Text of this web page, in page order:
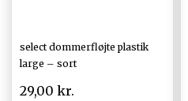
select dommerfløjte plastik
large – sort
29,00 kr.